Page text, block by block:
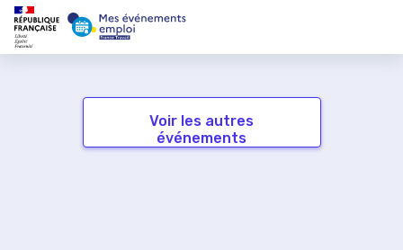
Voir les autres
événements